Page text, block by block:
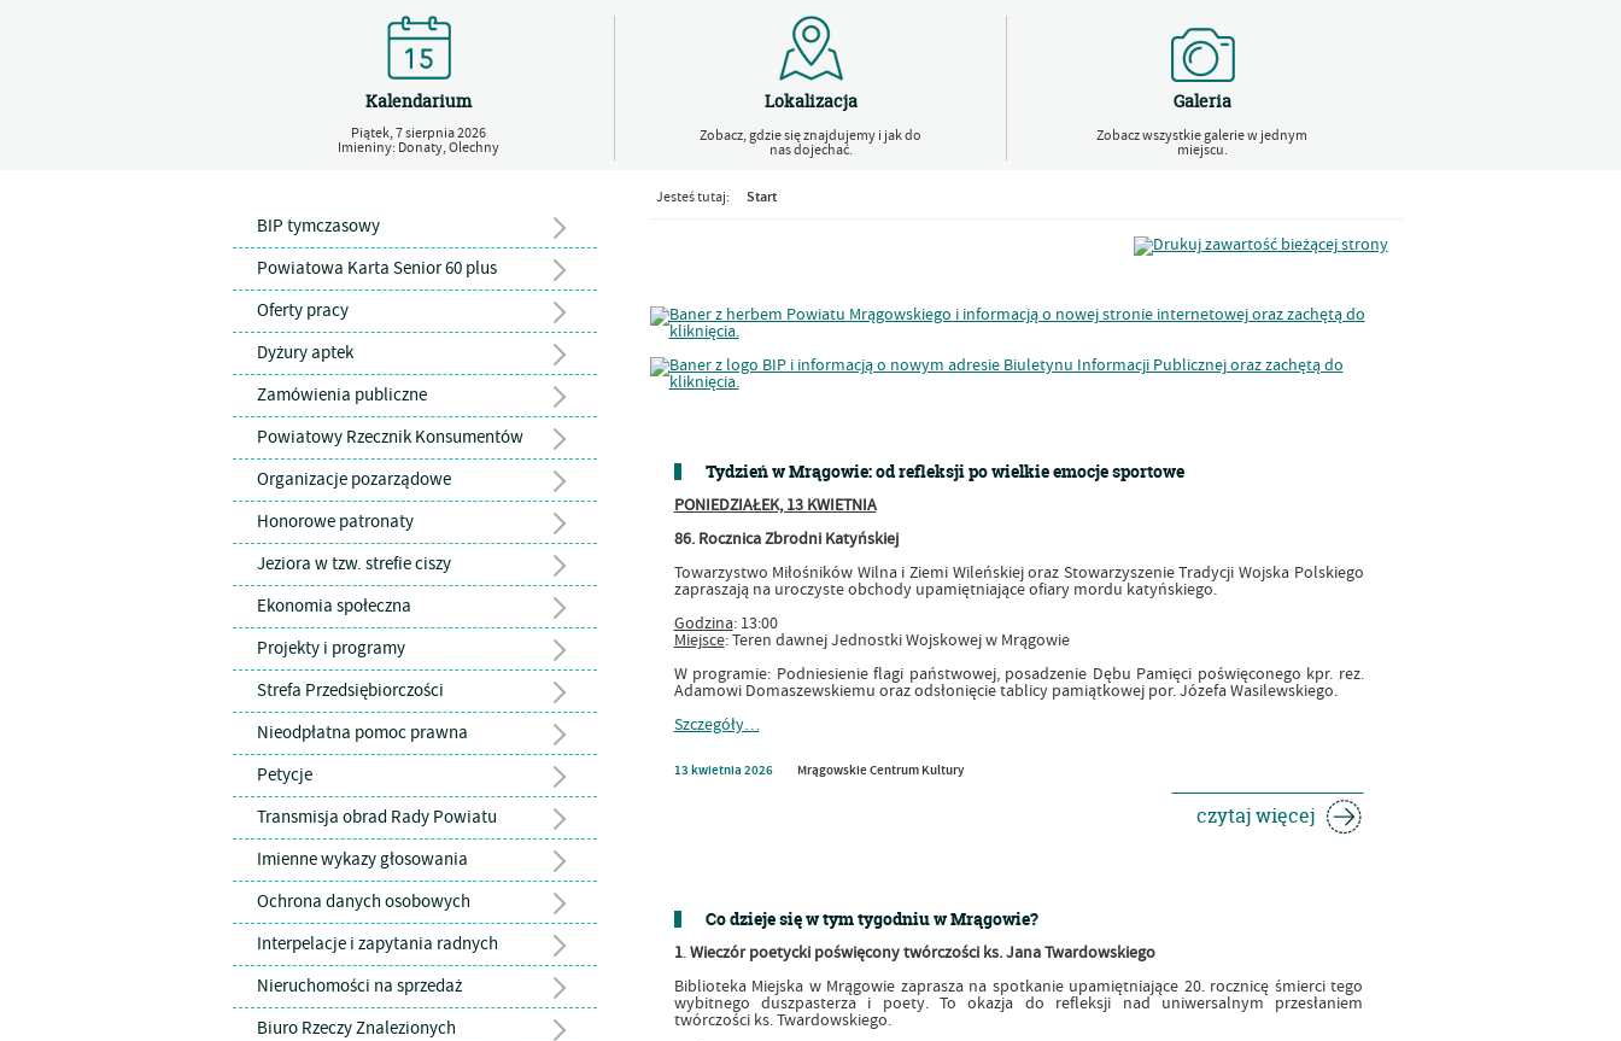
Kalendarium
Piątek,7sierpnia2026
Imieniny: Donaty, Olechny
Lokalizacja
Zobacz, gdzie się znajdujemy i jak do
nas dojechać.
Galeria
Zobacz wszystkie galerie w jednym
miejscu.
BIP tymczasowy
Powiatowa Karta Senior 60 plus
Oferty pracy
Dyżury aptek
Zamówienia publiczne
Powiatowy Rzecznik Konsumentów
Organizacje pozarządowe
Honorowe patronaty
Jeziora w tzw. strefie ciszy
Ekonomia społeczna
Projekty i programy
Strefa Przedsiębiorczości
Nieodpłatna pomoc prawna
Petycje
Transmisja obrad Rady Powiatu
Imienne wykazy głosowania
Ochrona danych osobowych
Interpelacje i zapytania radnych
Nieruchomości na sprzedaż
Biuro Rzeczy Znalezionych
Jesteś tutaj: Start
Tydzień w Mrągowie: od refleksji po wielkie emocje sportowe
PONIEDZIAŁEK, 13 KWIETNIA
86. Rocznica Zbrodni Katyńskiej
Towarzystwo Miłośników Wilna i Ziemi Wileńskiej oraz Stowarzyszenie Tradycji Wojska Polskiego
zapraszają na uroczyste obchody upamiętniające ofiary mordu katyńskiego.
Godzina: 13:00
Miejsce: Teren dawnej Jednostki Wojskowej w Mrągowie
W programie: Podniesienie flagi państwowej, posadzenie Dębu Pamięci poświęconego kpr. rez.
Adamowi Domaszewskiemu oraz odsłonięcie tablicy pamiątkowej por. Józefa Wasilewskiego.
Szczegóły…
13 kwietnia 2026 Mrągowskie Centrum Kultury
czytaj więcej
Co dzieje się w tym tygodniu w Mrągowie?
1.Wieczór poetycki poświęcony twórczości ks. Jana Twardowskiego
Biblioteka Miejska w Mrągowie zaprasza na spotkanie upamiętniające 20. rocznicę śmierci tego
wybitnego duszpasterza i poety. To okazja do refleksji nad uniwersalnym przesłaniem
twórczości ks. Twardowskiego.